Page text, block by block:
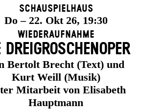
Schauspielhaus
Do – 22. Okt 26, 19:30
Wiederaufnahme
DREI­GROSCHEN­OPER
Bertolt Brecht (Text) und
Kurt Weill (Musik)
Mitarbeit von Elisabeth
Hauptmann